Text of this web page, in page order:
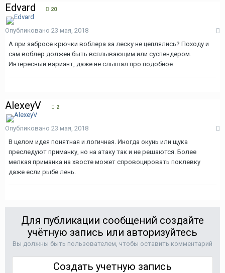
Edvard 20
Опубликовано 23 мая, 2018
А при забросе крючки воблера за леску не цеплялись? Походу и
сам воблер должен быть всплывающим или суспендером.
Интересный вариант, даже не слышал про подобное.
AlexeyV 2
Опубликовано 23 мая, 2018
В целом идея понятная и логичная. Иногда окунь или щука
преследуют приманку, но на атаку так и не решаются. Более
мелкая приманка на хвосте может спровоцировать поклевку
даже если рыбе лень.
Для публикации сообщений создайте
учётную запись или авторизуйтесь
Вы должны быть пользователем, чтобы оставить комментарий
Создать учетную запись